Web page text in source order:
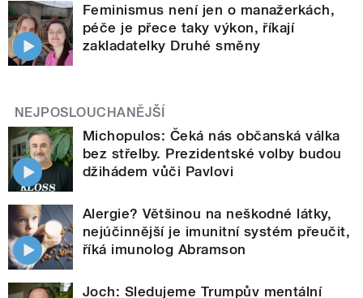
Feminismus není jen o manažerkách,
péče je přece taky výkon, říkají
zakladatelky Druhé směny
NEJPOSLOUCHANĚJŠÍ
Michopulos: Čeká nás občanská válka
bez střelby. Prezidentské volby budou
džihádem vůči Pavlovi
Alergie? Většinou na neškodné látky,
nejúčinnější je imunitní systém přeučit,
říká imunolog Abramson
Joch: Sledujeme Trumpův mentální